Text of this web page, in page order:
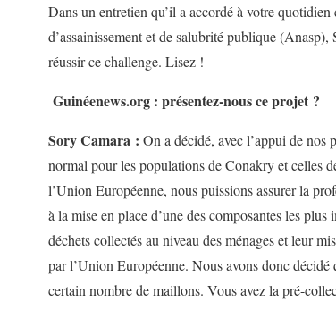
Dans un entretien qu’il a accordé à votre
d’assainissement et de salubrité publique
réussir ce challenge. Lisez !
Guinéenews.org : présentez-nous ce projet ?
Sory Camara : On a décidé, avec l’appui de nos
normal pour les populations de Conakry et celles
l’Union Européenne, nous puissions assurer la
à la mise en place d’une des composantes les
déchets collectés au niveau des ménages et leur
par l’Union Européenne. Nous avons donc décidé
certain nombre de maillons. Vous avez la pré-